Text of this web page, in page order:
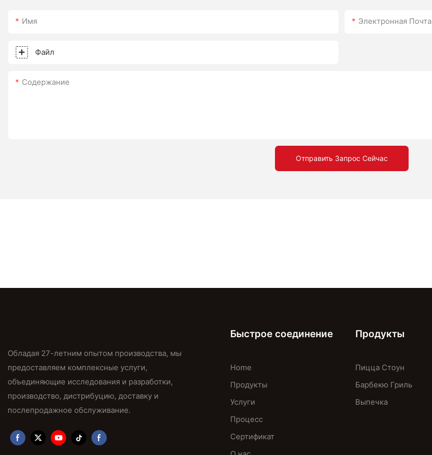
Имя Электронная Почта
Файл
Содержание
Отправить Запрос Сейчас
Обладая 27-летним опытом производства, мы
предоставляем комплексные услуги,
объединяющие исследования и разработки,
производство, дистрибуцию, доставку и
послепродажное обслуживание.
Быстрое соединение
Home
Продукты
Услуги
Процесс
Сертификат
Продукты
Пицца Стоун
Барбекю Гриль
Выпечка